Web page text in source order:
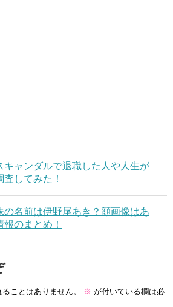
キャンダルで退職した人や人生が
してみた！
の名前は伊野尾あき？顔画像はあ
のまとめ！
ことはありません。 ※ が付いている欄は必